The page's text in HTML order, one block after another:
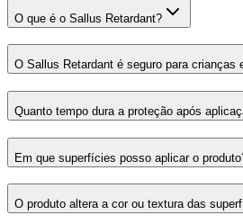
O que é o Sallus Retardant?
O Sallus Retardant é seguro para crianças
Quanto tempo dura a proteção após
Em que superfícies posso aplicar o
O produto altera a cor ou textura das